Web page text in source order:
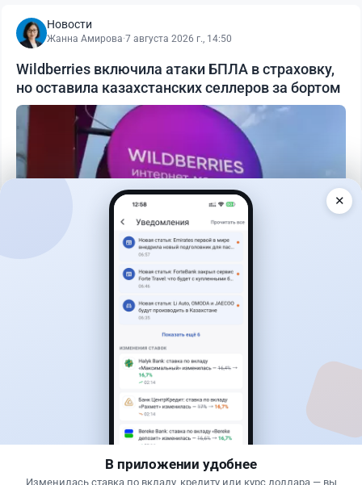
Новости
Жанна Амирова·7 августа 2026 г., 14:50
Wildberries включила атаки БПЛА в страховку,
но оставила казахстанских селлеров за бортом
0
4 августа 2026 г., 16:11
Кому из автовладельцев придется заплатить
200 тысяч тенге
✕
В приложении удобнее
Изменилась ставка по вкладу, кредиту или курс доллара — вы